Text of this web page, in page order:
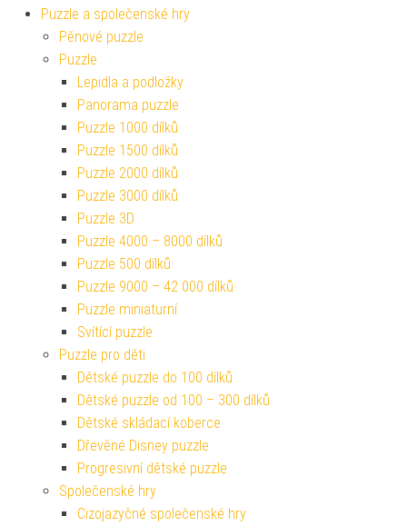
Puzzle a společenské hry
Pěnové puzzle
Puzzle
Lepidla a podložky
Panorama puzzle
Puzzle 1000 dílků
Puzzle 1500 dílků
Puzzle 2000 dílků
Puzzle 3000 dílků
Puzzle 3D
Puzzle 4000 – 8000 dílků
Puzzle 500 dílků
Puzzle 9000 – 42 000 dílků
Puzzle miniaturní
Svítící puzzle
Puzzle pro děti
Dětské puzzle do 100 dílků
Dětské puzzle od 100 – 300 dílků
Dětské skládací koberce
Dřevěné Disney puzzle
Progresivní dětské puzzle
Společenské hry
Cizojazyčné společenské hry